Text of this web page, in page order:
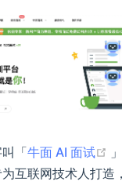
「牛面 AI 面试
互联网技术人打造